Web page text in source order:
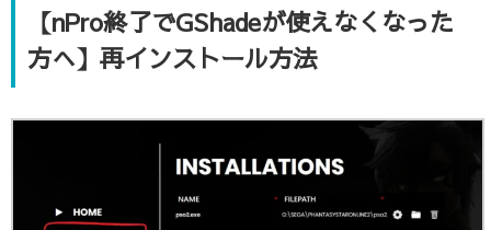
【nPro終了でGShadeが使えなくなった
方へ】再インストール方法